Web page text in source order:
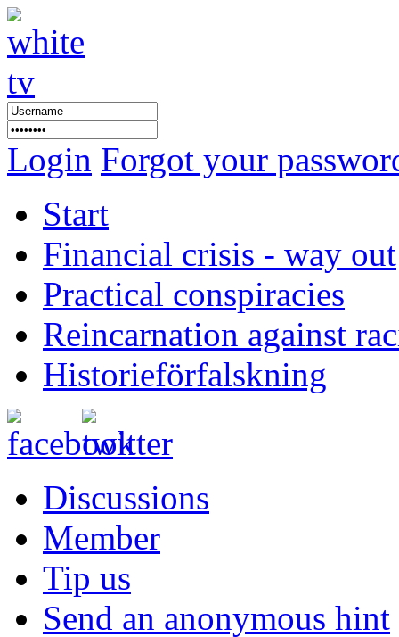
Login Forgot your
Start
Financial crisis - way out
Practical conspiracies
Reincarnation against
Historieförfalskning
Discussions
Member
Tip us
Send an anonymous hint